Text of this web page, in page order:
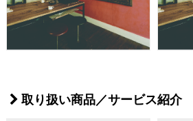
取り扱い商品／サービス紹介